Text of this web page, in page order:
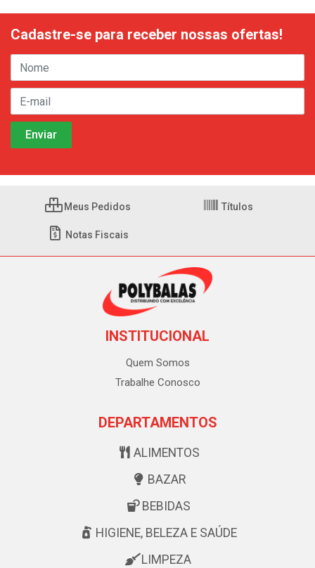
Cadastre-se para receber nossas ofertas!
Meus Pedidos Títulos
Notas Fiscais
INSTITUCIONAL
Quem Somos
Trabalhe Conosco
DEPARTAMENTOS
ALIMENTOS
BAZAR
BEBIDAS
HIGIENE, BELEZA E SAÚDE
LIMPEZA